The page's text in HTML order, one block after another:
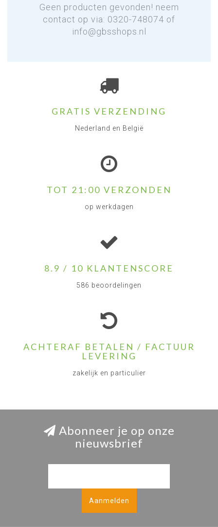
Geen producten gevonden! neem
contact op via: 0320-748074 of
info@gbsshops.nl
GRATIS VERZENDING
Nederland en België
TOT 21:00 VERZONDEN
op werkdagen
8.9 / 10 KLANTENSCORE
586 beoordelingen
ACHTERAF BETALEN / FACTUUR
LEVERING
zakelijk en particulier
Abonneer je op onze
nieuwsbrief
Aanmelden